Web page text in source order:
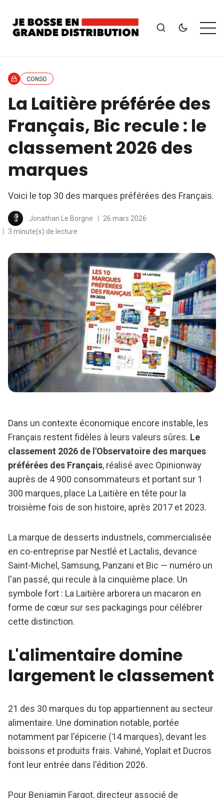
CONSO
La Laitière préférée des
Français, Bic recule : le
classement 2026 des
marques
Voici le top 30 des marques préférées des Français.
Jonathan Le Borgne
26 mars 2026
3 minute(s) de lecture
Dans un contexte économique encore instable, les
Français restent fidèles à leurs valeurs sûres. Le
classement 2026 de l'Observatoire des marques
préférées des Français, réalisé avec Opinionway
auprès de 4 900 consommateurs et portant sur 1
300 marques, place La Laitière en tête pour la
troisième fois de son histoire, après 2017 et 2023.
La marque de desserts industriels, commercialisée
en co-entreprise par Nestlé et Lactalis, devance
Saint-Michel, Samsung, Panzani et Bic — numéro un
l'an passé, qui recule à la cinquième place. Un
symbole fort : La Laitière arborera un macaron en
forme de cœur sur ses packagings pour célébrer
cette distinction.
L'alimentaire domine
largement le classement
21 des 30 marques du top appartiennent au secteur
alimentaire. Une domination notable, portée
notamment par l'épicerie (14 marques), devant les
boissons et produits frais. Vahiné, Yoplait et Ducros
font leur entrée dans l'édition 2026.
Pour Benjamin Fargot, directeur associé de